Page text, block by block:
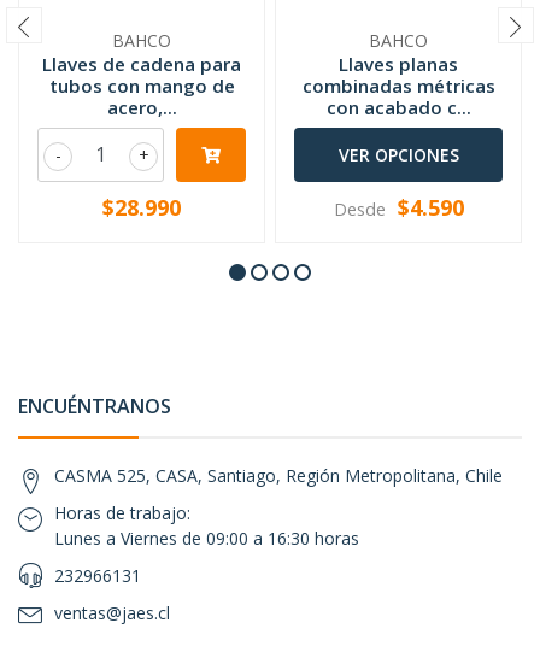
BAHCO
Llaves de cadena para
tubos con mango de
acero,...
+
-
$28.990
BAHCO
Llaves planas
combinadas métricas
con acabado c...
VER OPCIONES
Desde $4.590
ENCUÉNTRANOS
CASMA 525, CASA, Santiago, Región Metropolitana, Chile
Horas de trabajo:
Lunes a Viernes de 09:00 a 16:30 horas
232966131
ventas@jaes.cl